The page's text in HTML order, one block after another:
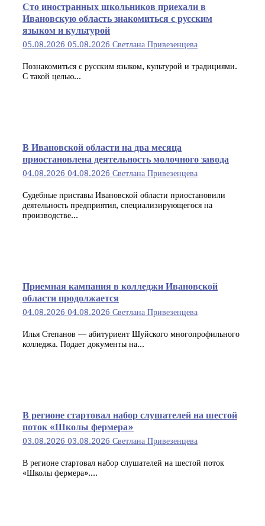
Сто иностранных школьников приехали в
Ивановскую область знакомиться с русским
языком и культурой
05.08.2026 05.08.2026 Светлана Привезенцева
Познакомиться с русским языком, культурой и традициями.
С такой целью...
В Ивановской области на два месяца
приостановлена деятельность молочного завода
04.08.2026 04.08.2026 Светлана Привезенцева
Судебные приставы Ивановской области приостановили
деятельность предприятия, специализирующегося на
производстве...
Приемная кампания в колледжи Ивановской
области продолжается
04.08.2026 04.08.2026 Светлана Привезенцева
Илья Степанов — абитуриент Шуйского многопрофильного
колледжа. Подает документы на...
В регионе стартовал набор слушателей на шестой
поток «Школы фермера»
03.08.2026 03.08.2026 Светлана Привезенцева
В регионе стартовал набор слушателей на шестой поток
«Школы фермера»....